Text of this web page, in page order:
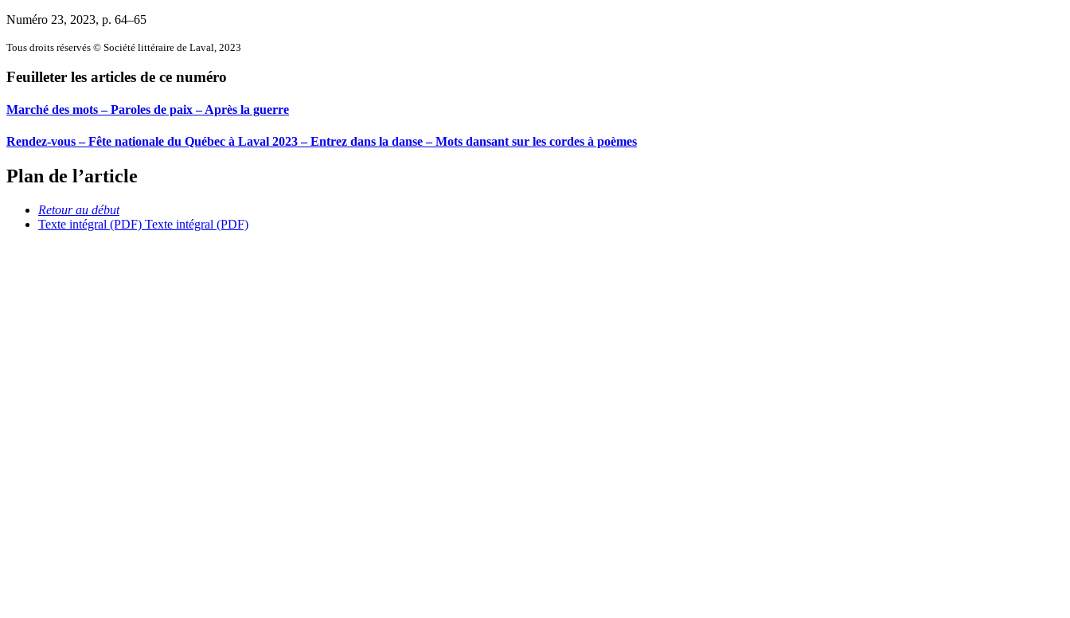
Numéro 23, 2023, p. 64–65
Tous droits réservés © Société littéraire de Laval, 2023
Feuilleter les articles de ce numéro
Marché des mots – Paroles de paix – Après la guerre
Rendez-vous – Fête nationale du Québec à Laval 2023 – Entrez dans la danse – Mots dansant sur les cordes à poèmes
Plan de l’article
Retour au début
Texte intégral (PDF) Texte intégral (PDF)